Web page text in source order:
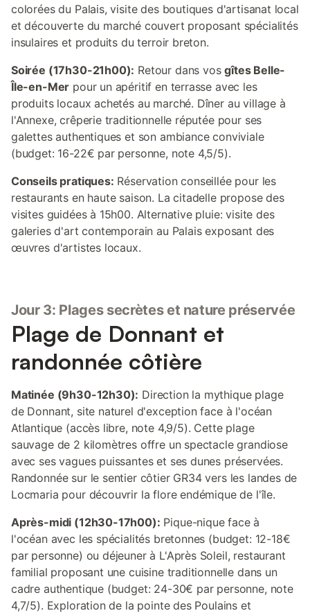
colorées du Palais, visite des boutiques d'artisanat local
et découverte du marché couvert proposant spécialités
insulaires et produits du terroir breton.
Soirée (17h30-21h00): Retour dans vosgîtes Belle-
Île-en-Mer pour un apéritif en terrasse avec les
produits locaux achetés au marché. Dîner au village à
l'Annexe, crêperie traditionnelle réputée pour ses
galettes authentiques et son ambiance conviviale
(budget: 16-22€ par personne, note 4,5/5).
Conseils pratiques: Réservation conseillée pour les
restaurants en haute saison. La citadelle propose des
visites guidées à 15h00. Alternative pluie: visite des
galeries d'art contemporain au Palais exposant des
œuvres d'artistes locaux.
Jour 3: Plages secrètes et nature préservée
Plage de Donnant et
randonnée côtière
Matinée (9h30-12h30): Direction la mythique plage
de Donnant, site naturel d'exception face à l'océan
Atlantique (accès libre, note 4,9/5). Cette plage
sauvage de 2 kilomètres offre un spectacle grandiose
avec ses vagues puissantes et ses dunes préservées.
Randonnée sur le sentier côtier GR34 vers les landes de
Locmaria pour découvrir la flore endémique de l'île.
Après-midi (12h30-17h00): Pique-nique face à
l'océan avec les spécialités bretonnes (budget: 12-18€
par personne) ou déjeuner à L'Après Soleil, restaurant
familial proposant une cuisine traditionnelle dans un
cadre authentique (budget: 24-30€ par personne, note
4,7/5). Exploration de la pointe des Poulains et